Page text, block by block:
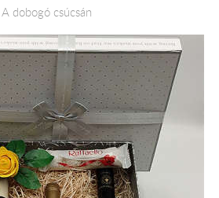
A dobogó csúcsán